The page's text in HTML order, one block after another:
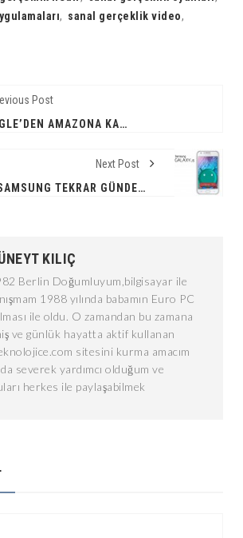
, sanal gerçeklik video,
Post
GOOGLE’DEN AMAZONA KARŞI HAMLE; YOUTUBE GAMING
Next Post
SAMSUNG TEKRAR GÜNDEM DE; SAMSUNG GALAXY J5
KILIÇ
Berlin Doğumluyum,bilgisayar ile
1988 yılında babamın Euro PC
ile oldu. O zamandan bu zamana
ve günlük hayatta aktif kullanan
sitesini kurma amacım
severek yardımcı olduğum ve
herkes ile paylaşabilmek